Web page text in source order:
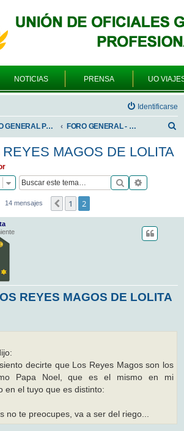
NOTICIAS PRENSA UO
Identificarse
FORO GENERAL PARA TODOS LOS USUARIOS FORO GENERAL - SONRIA, POR FAVOR
REYES MAGOS DE LOLITA
Buscar
14 mensajes Anterior
1 2
REYES MAGOS DE LOLITA
decirte que Los Reyes Magos son los
Papa Noel, que es el mismo en mi
en el tuyo que es distinto:
no te preocupes, va a ser del riego...